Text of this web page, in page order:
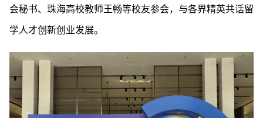
会秘书、珠海高校教师王畅等校友参会，与各界精英共话留
学人才创新创业发展。